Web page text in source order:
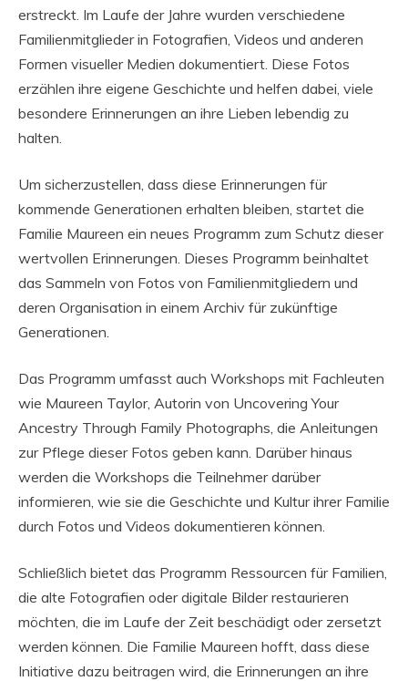
erstreckt. Im Laufe der Jahre wurden verschiedene
Familienmitglieder in Fotografien, Videos und anderen
Formen visueller Medien dokumentiert. Diese Fotos
erzählen ihre eigene Geschichte und helfen dabei, viele
besondere Erinnerungen an ihre Lieben lebendig zu
halten.
Um sicherzustellen, dass diese Erinnerungen für
kommende Generationen erhalten bleiben, startet die
Familie Maureen ein neues Programm zum Schutz dieser
wertvollen Erinnerungen. Dieses Programm beinhaltet
das Sammeln von Fotos von Familienmitgliedern und
deren Organisation in einem Archiv für zukünftige
Generationen.
Das Programm umfasst auch Workshops mit Fachleuten
wie Maureen Taylor, Autorin von Uncovering Your
Ancestry Through Family Photographs, die Anleitungen
zur Pflege dieser Fotos geben kann. Darüber hinaus
werden die Workshops die Teilnehmer darüber
informieren, wie sie die Geschichte und Kultur ihrer Familie
durch Fotos und Videos dokumentieren können.
Schließlich bietet das Programm Ressourcen für Familien,
die alte Fotografien oder digitale Bilder restaurieren
möchten, die im Laufe der Zeit beschädigt oder zersetzt
werden können. Die Familie Maureen hofft, dass diese
Initiative dazu beitragen wird, die Erinnerungen an ihre